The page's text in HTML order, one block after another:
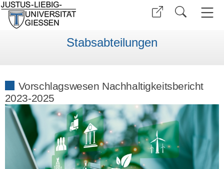
Stabsabteilungen
Vorschlagswesen Nachhaltigkeitsbericht
2023-2025